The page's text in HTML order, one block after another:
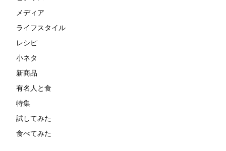
メディア
ライフスタイル
レシピ
小ネタ
新商品
有名人と食
特集
試してみた
食べてみた